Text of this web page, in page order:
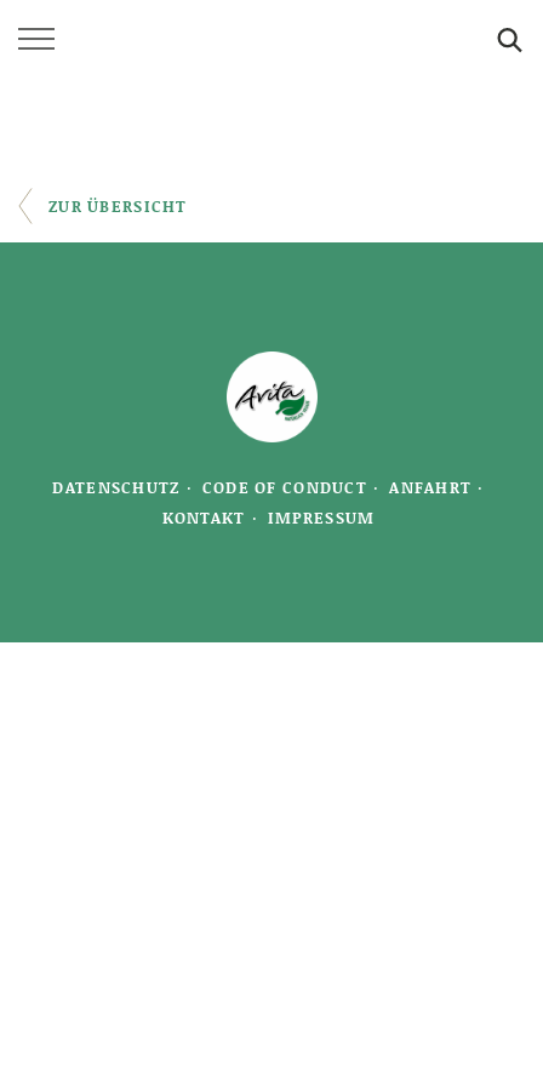
ZUR ÜBERSICHT
DATENSCHUTZ CODE OF CONDUCT
ANFAHRT
KONTAKT
IMPRESSUM